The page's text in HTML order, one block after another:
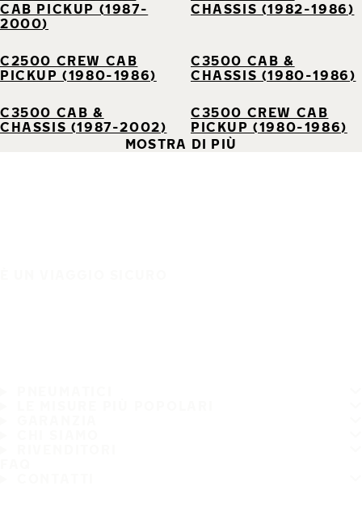
CAB PICKUP (1987-
2000)
CHASSIS (1982-1986)
C2500 CREW CAB
PICKUP (1980-1986)
C3500 CAB &
CHASSIS (1980-1986)
C3500 CAB &
CHASSIS (1987-2002)
C3500 CREW CAB
PICKUP (1980-1986)
MOSTRA DI PIÙ